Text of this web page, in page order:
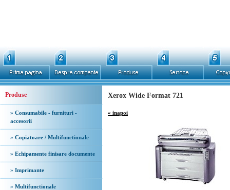
Produse
» Consumabile - furnituri -
accesorii
» Copiatoare / Multifunctionale
» Echipamente finisare documente
» Imprimante
» Multifunctionale
Xerox Wide Format 721
« inapoi